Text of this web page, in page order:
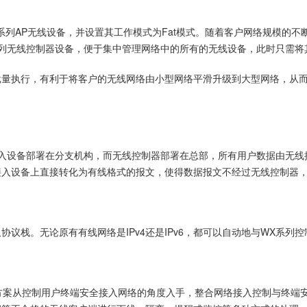
AP无线设备，并设置其工作模式为Fat模式。随着客户网络规模的
线控制器设备，便于集中管理网络中的所有的无线设备，此时只需
执行，有利于将客户的无线网络由小型网络平滑升级到大型网络，
备部署在分支机构，而无线控制器部署在总部，所有用户数据由无
设备上直接转化为有线格式的报文，使得数据报文不经过无线控制器
议栈。无论原有有线网络是IPv4还是IPv6，都可以自动地与WX系列
从控制用户终端安全接入网络的角度入手，整合网络接入控制与终